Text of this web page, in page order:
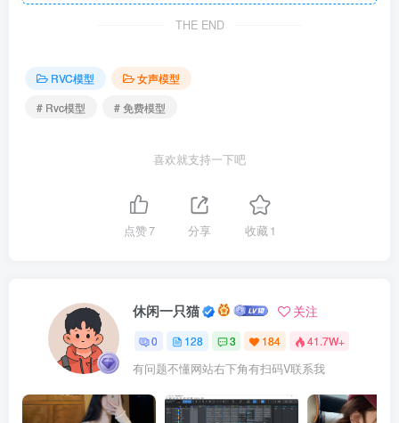
THE END
RVC模型
女声模型
# Rvc模型
# 免费模型
喜欢就支持一下吧
点赞7 分享 收藏 1
休闲一只猫 关注
0 128 3 184 41.7W+
有问题不懂网站右下角有扫码V联系我